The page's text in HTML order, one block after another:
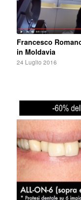
Francesco
in Moldavia
24 Luglio 2016